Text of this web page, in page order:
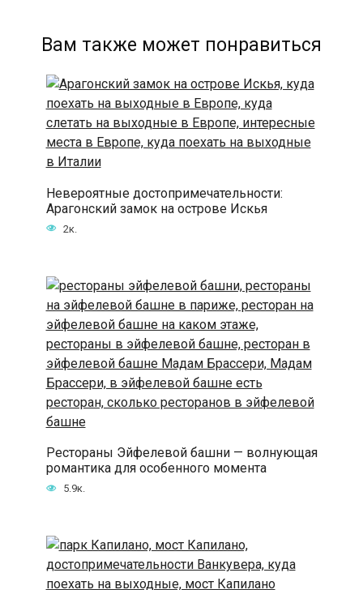
Вам также может понравиться
Невероятные достопримечательности:
Арагонский замок на острове Искья
2к.
Рестораны Эйфелевой башни — волнующая
романтика для особенного момента
5.9к.